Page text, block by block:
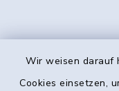
Wir weisen darauf
Cookies einsetzen,